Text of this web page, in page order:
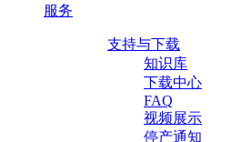
服务
支持与下载
知识库
下载中心
FAQ
视频展示
停产通知